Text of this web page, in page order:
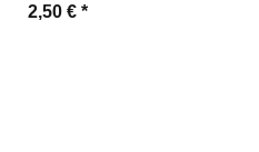
2,50 € *